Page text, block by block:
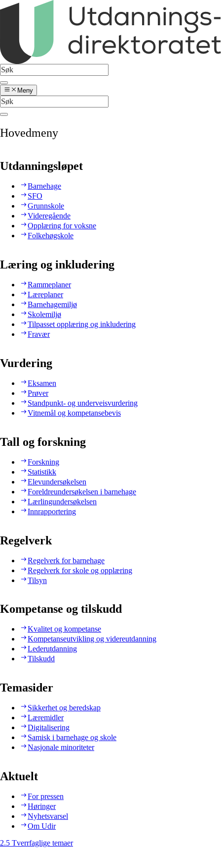
Meny
Hovedmeny
Utdanningsløpet
Barnehage
SFO
Grunnskole
Videregående
Opplæring for voksne
Folkehøgskole
Læring og inkludering
Rammeplaner
Læreplaner
Barnehagemiljø
Skolemiljø
Tilpasset opplæring og inkludering
Fravær
Vurdering
Eksamen
Prøver
Standpunkt- og underveisvurdering
Vitnemål og kompetansebevis
Tall og forskning
Forskning
Statistikk
Elevundersøkelsen
Foreldreundersøkelsen i barnehage
Lærlingundersøkelsen
Innrapportering
Regelverk
Regelverk for barnehage
Regelverk for skole og opplæring
Tilsyn
Kompetanse og tilskudd
Kvalitet og kompetanse
Kompetanseutvikling og videreutdanning
Lederutdanning
Tilskudd
Temasider
Sikkerhet og beredskap
Læremidler
Digitalisering
Samisk i barnehage og skole
Nasjonale minoriteter
Aktuelt
For pressen
Høringer
Nyhetsvarsel
Om Udir
2.5 Tverrfaglige temaer